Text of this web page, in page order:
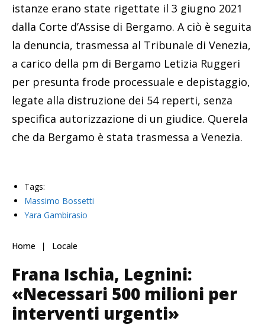
istanze erano state rigettate il 3 giugno 2021
dalla Corte d’Assise di Bergamo. A ciò è seguita
la denuncia, trasmessa al Tribunale di Venezia,
a carico della pm di Bergamo Letizia Ruggeri
per presunta frode processuale e depistaggio,
legate alla distruzione dei 54 reperti, senza
specifica autorizzazione di un giudice. Querela
che da Bergamo è stata trasmessa a Venezia.
Tags:
Massimo Bossetti
Yara Gambirasio
Home Locale
Frana Ischia, Legnini:
«Necessari 500 milioni per
interventi urgenti»